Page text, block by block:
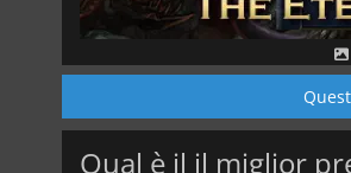
Qual è il il miglior